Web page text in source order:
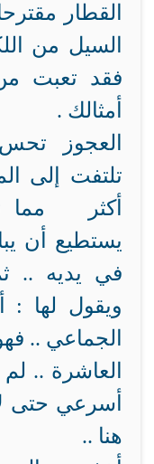
القطار
السيل من
فقد تعبت
أمثالك .
العجوز
تلتفت إلى
أكثر مما
يستطيع أن
في يديه ..
ويقول لها :
الجماعي ..
العاشرة ..
أسرعي حتى
هنا ..